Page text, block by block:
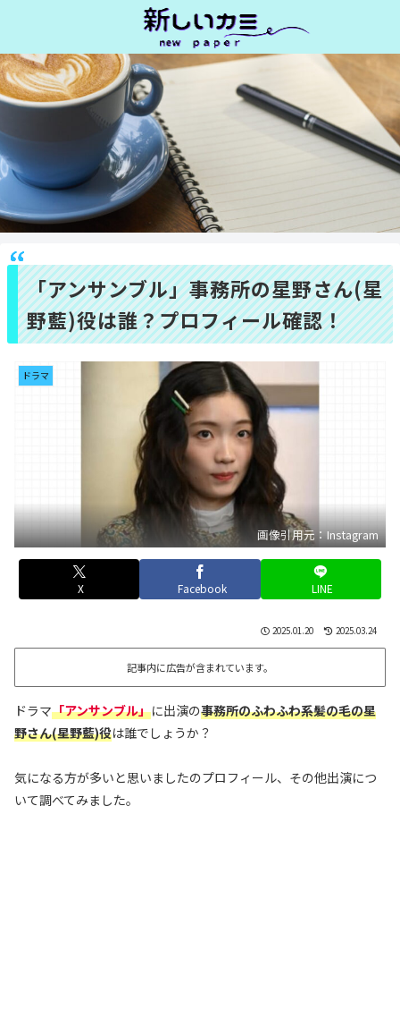
「アンサンブル」事務所の星野さん(星
野藍)役は誰？プロフィール確認！
ドラマ
画像引用元：Instagram
X Facebook LINE
2025.01.20 2025.03.24
記事内に広告が含まれています。
ドラマ「アンサンブル」に出演の事務所のふわふわ系髪の毛の星
野さん(星野藍)役は誰でしょうか？
気になる方が多いと思いましたのプロフィール、その他出演につ
いて調べてみました。